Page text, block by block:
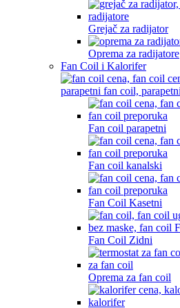
Grejač za radijator
Oprema za radijatore
Fan Coil i Kalorifer
Fan coil parapetni
Fan coil kanalski
Fan Coil Kasetni
Fan Coil Zidni
Oprema za fan coil